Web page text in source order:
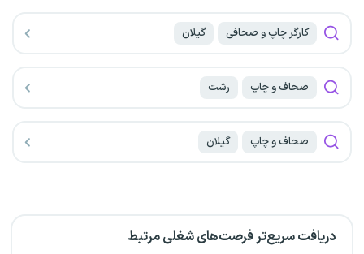
کارگر چاپ و صحافی گیلان
صحاف و چاپ رشت
صحاف و چاپ گیلان
دریافت سریع‌تر فرصت‌های شغلی مرتبط